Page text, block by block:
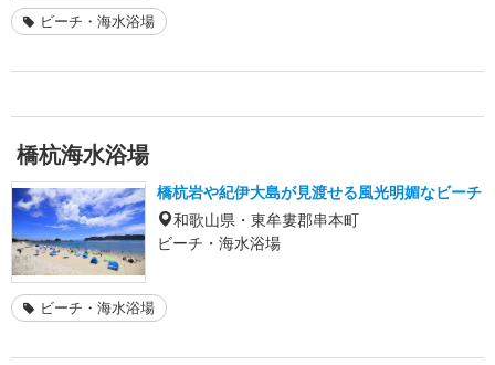
ビーチ・海水浴場
橋杭海水浴場
橋杭岩や紀伊大島が見渡せる風光明媚なビーチ
和歌山県・東牟婁郡串本町
ビーチ・海水浴場
ビーチ・海水浴場